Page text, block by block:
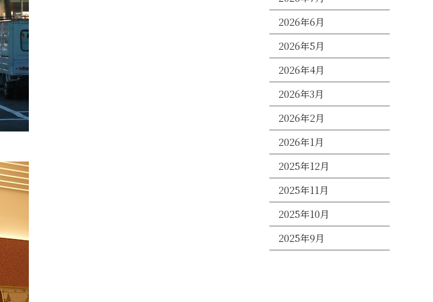
2026年6月
2026年5月
2026年4月
2026年3月
2026年2月
2026年1月
2025年12月
2025年11月
2025年10月
2025年9月